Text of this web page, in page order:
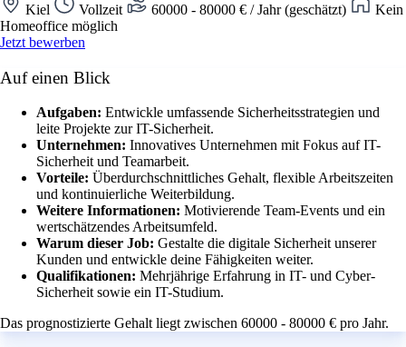
Kiel Vollzeit 60000 - 80000 € / Jahr (geschätzt)
Kein
Homeoffice möglich
Jetzt bewerben
Auf einen Blick
Aufgaben: Entwickle umfassende Sicherheitsstrategien und
leite Projekte zur IT-Sicherheit.
Unternehmen: Innovatives Unternehmen mit Fokus auf IT-
Sicherheit und Teamarbeit.
Vorteile: Überdurchschnittliches Gehalt, flexible Arbeitszeiten
und kontinuierliche Weiterbildung.
Weitere Informationen: Motivierende Team-Events und ein
wertschätzendes Arbeitsumfeld.
Warum dieser Job: Gestalte die digitale Sicherheit unserer
Kunden und entwickle deine Fähigkeiten weiter.
Qualifikationen: Mehrjährige Erfahrung in IT- und Cyber-
Sicherheit sowie ein IT-Studium.
Das prognostizierte Gehalt liegt zwischen 60000 - 80000 € pro Jahr.